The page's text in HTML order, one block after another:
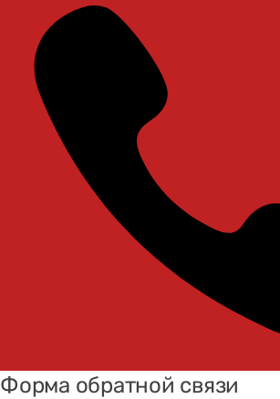
Форма обратной связи